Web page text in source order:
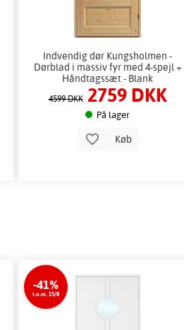
Indvendig dør Kungsholmen -
Dørblad i massiv fyr med 4-spejl +
Håndtagssæt - Blank
4599 DKK 2759 DKK
På lager
Køb
-41%
t.o.m. 15/8